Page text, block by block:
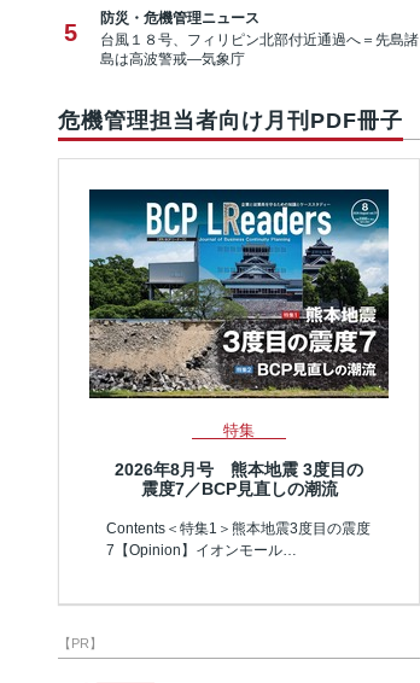
5
防災・危機管理ニュース
台風１８号、フィリピン北部付近通過へ＝先島諸
島は高波警戒―気象庁
危機管理担当者向け月刊PDF冊子
特集
2026年8月号 熊本地震 3度目の
震度7／BCP見直しの潮流
Contents＜特集1＞熊本地震3度目の震度
7【Opinion】イオンモール…
【PR】